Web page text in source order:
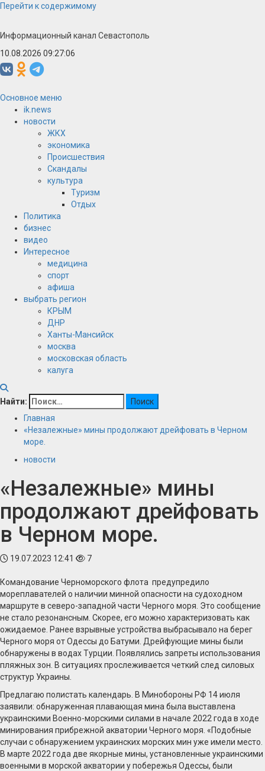
Перейти к содержимому
Информационный канал Севастополь
10.08.2026 09:27:06
Основное меню
ik.news
новости
ЖКХ
экономика
Происшествия
Скандалы
культура
Туризм
Отдых
Политика
бизнес
видео
Интересное
медицина
спорт
афиша
выбрать регион
КРЫМ
ДНР
Ханты-Мансийск
москва
московская область
калуга
Найти:
Главная
«Незалежные» мины продолжают дрейфовать в Черном
море.
новости
«Незалежные» мины
продолжают дрейфовать
в Черном море.
19.07.2023 12:41 7
Командование Черноморского флота предупредило
мореплавателей о наличии минной опасности на судоходном
маршруте в северо-западной части Черного моря. Это сообщение
не стало резонансным. Скорее, его можно характеризовать как
ожидаемое. Ранее взрывные устройства выбрасывало на берег
Черного моря от Одессы до Батуми. Дрейфующие мины были
обнаружены в водах Турции. Появлялись запреты использования
пляжных зон. В ситуациях прослеживается четкий след силовых
структур Украины.
Предлагаю полистать календарь. В Минобороны РФ 14 июля
заявили: обнаруженная плавающая мина была выставлена
украинскими Военно-морскими силами в начале 2022 года в ходе
минирования прибрежной акватории Черного моря. «Подобные
случаи с обнаружением украинских морских мин уже имели место.
В марте 2022 года две якорные мины, установленные украинскими
военными в морской акватории у побережья Одессы, были